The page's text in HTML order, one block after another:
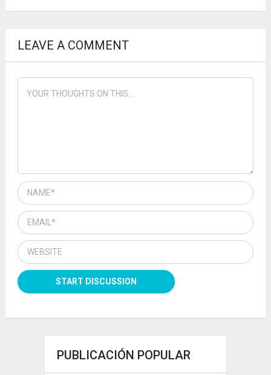
LEAVE A COMMENT
PUBLICACIÓN POPULAR